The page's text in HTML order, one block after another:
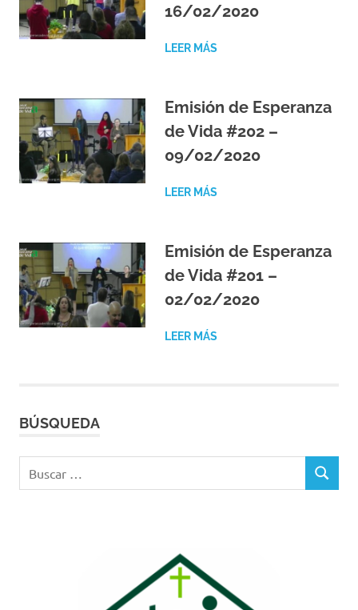
16/02/2020
LEER MÁS
Emisión de Esperanza
de Vida #202 –
09/02/2020
LEER MÁS
Emisión de Esperanza
de Vida #201 –
02/02/2020
LEER MÁS
BÚSQUEDA
BUSCAR